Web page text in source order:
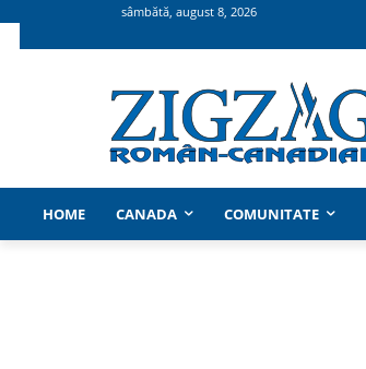
sâmbătă, august 8, 2026
HOME CANADA COMUNITATE